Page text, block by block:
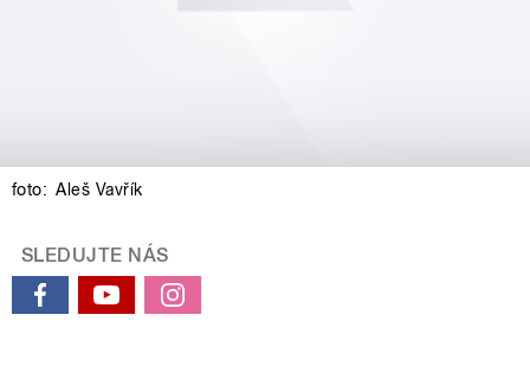
foto: Aleš Vavřík
SLEDUJTE NÁS